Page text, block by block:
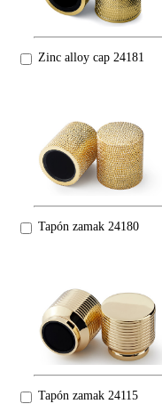
Zinc alloy cap 24181
Tapón zamak 24180
Tapón zamak 24115